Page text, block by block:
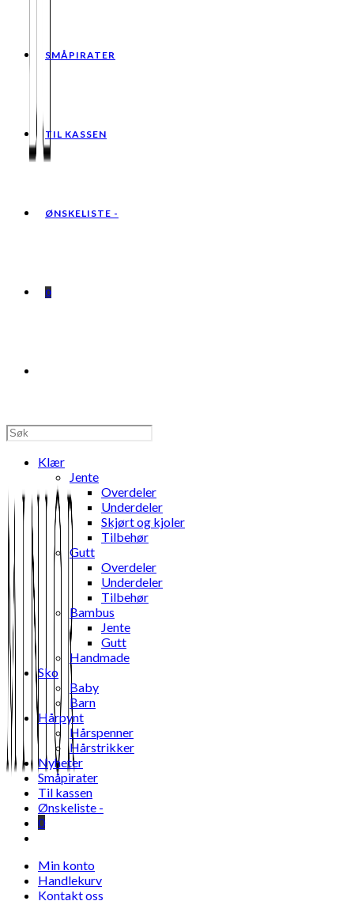
SMÅPIRATER
TIL KASSEN
ØNSKELISTE -
0
SEARCH
Klær
Jente
Overdeler
Underdeler
Skjørt og kjoler
Tilbehør
Gutt
Overdeler
Underdeler
Tilbehør
Bambus
Jente
Gutt
Handmade
Sko
Baby
Barn
Hårpynt
Hårspenner
Hårstrikker
Nyheter
Småpirater
Til kassen
Ønskeliste -
0
search
Min konto
Handlekurv
Kontakt oss